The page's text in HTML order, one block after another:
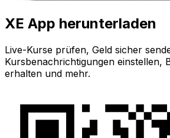
XE App herunterladen
Live-Kurse prüfen, Geld sicher
Kursbenachrichtigungen einstellen,
erhalten und mehr.